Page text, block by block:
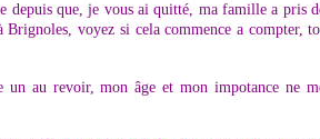
depuis que, je vous ai quitté, ma famille a
voyez si cela commence a compter,
au revoir, mon âge et mon impotance ne